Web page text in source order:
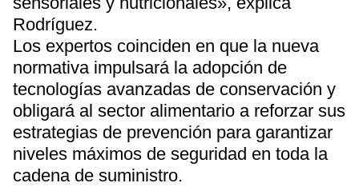
Rodríguez.
Los expertos coinciden en que la nueva
normativa impulsará la adopción de
tecnologías avanzadas de conservación y
obligará al sector alimentario a reforzar sus
estrategias de prevención para garantizar
niveles máximos de seguridad en toda la
cadena de suministro.